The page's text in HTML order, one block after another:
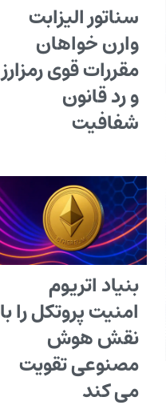
سناتور الیزابت
وارن خواهان
مقررات قوی رمزارز
و رد قانون
شفافیت
بنیاد اتریوم
امنیت پروتکل را با
نقش هوش
مصنوعی تقویت
می کند